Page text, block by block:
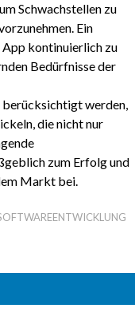
Schwachstellen zu
Ein
kontinuierlich zu
Bedürfnisse der
berücksichtigt werden,
die nicht nur
zum Erfolg und
Markt bei.